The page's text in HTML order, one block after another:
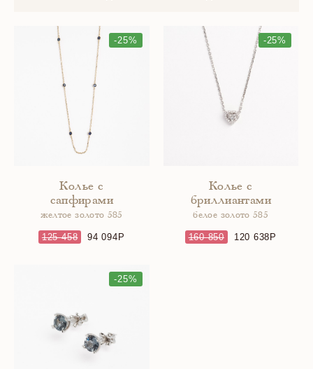
-25%
Колье с
сапфирами
желтое золото 585
125 458 94 094
-25%
Колье с
бриллиантами
белое золото 585
160 850 120 638
-25%